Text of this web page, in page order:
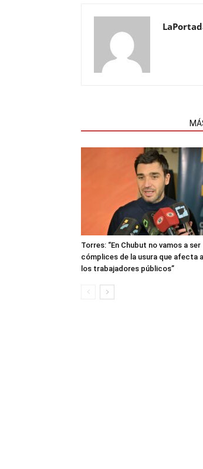
Torres: “En Chubut no vamos a ser
cómplices de la usura que afecta a
los trabajadores públicos”